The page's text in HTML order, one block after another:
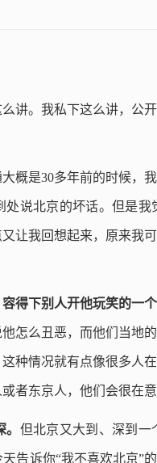
讲。我私下这么讲，公
概是30多年前的时候，
说北京的坏话。但是
让我回想起来，原来我
得下别人开他玩笑的一个
怎么丑恶，而他们当地
种情况就有点像很多人
者东京人，他们会很在
但北京又大到、深到一
告诉你“我不喜欢北京”